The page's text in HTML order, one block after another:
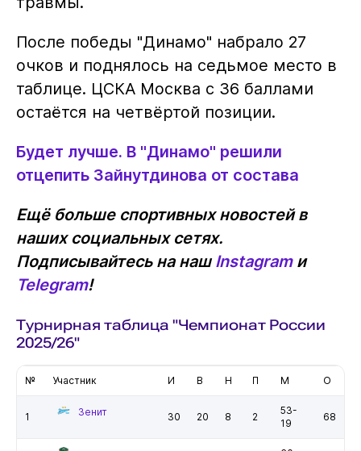
После победы "Динамо" набрало 27
очков и поднялось на седьмое место в
таблице. ЦСКА Москва с 36 баллами
остаётся на четвёртой позиции.
Будет лучше. В "Динамо" решили
отцепить Зайнутдинова от состава
Ещё больше спортивных новостей в
наших социальных сетях.
Подписывайтесь на нашInstagramи
Telegram!
Турнирная таблица "Чемпионат России
2025/26"
№ Участник И В Н П М О
1 Зенит 30 20 8 2
53-
19
68